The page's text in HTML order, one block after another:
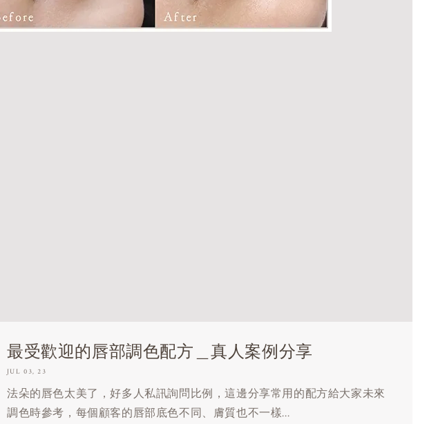
最受歡迎的唇部調色配方＿真人案例分享
JUL 03, 23
法朵的唇色太美了，好多人私訊詢問比例，這邊分享常用的配方給大家未來
調色時參考，每個顧客的唇部底色不同、膚質也不一樣...